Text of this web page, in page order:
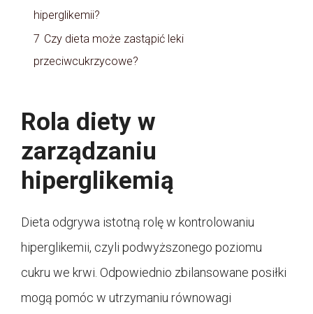
hiperglikemii?
7 Czy dieta może zastąpić leki
przeciwcukrzycowe?
Rola diety w
zarządzaniu
hiperglikemią
Dieta odgrywa istotną rolę w kontrolowaniu
hiperglikemii, czyli podwyższonego poziomu
cukru we krwi. Odpowiednio zbilansowane posiłki
mogą pomóc w utrzymaniu równowagi